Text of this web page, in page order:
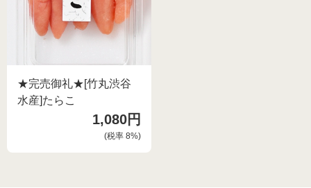
★完売御礼★[竹丸渋谷
水産]たらこ
1,080円
(税率8%)